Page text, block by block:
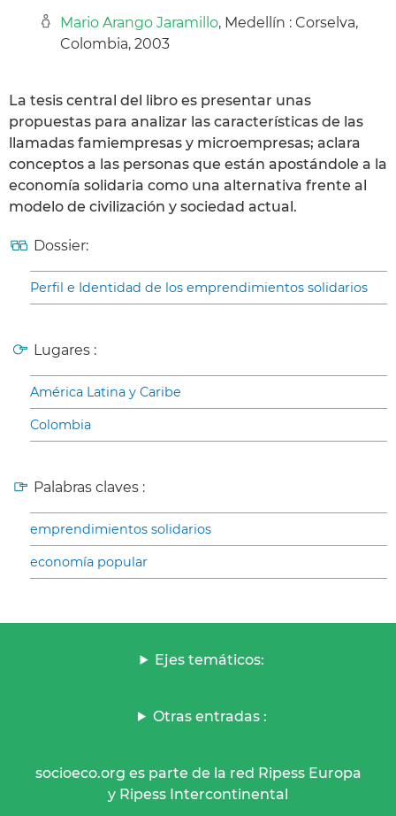
Mario Arango Jaramillo, Medellín : Corselva,
Colombia, 2003
La tesis central del libro es presentar unas
propuestas para analizar las características de las
llamadas famiempresas y microempresas; aclara
conceptos a las personas que están apostándole a la
economía solidaria como una alternativa frente al
modelo de civilización y sociedad actual.
Dossier:
Perfil e Identidad de los emprendimientos solidarios
Lugares :
América Latina y Caribe
Colombia
Palabras claves :
emprendimientos solidarios
economía popular
Ejes temáticos:
Otras entradas :
socioeco.org es parte de la red Ripess Europa
y Ripess Intercontinental